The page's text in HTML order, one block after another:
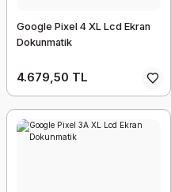
Google Pixel 4 XL Lcd Ekran
Dokunmatik
4.679,50 TL